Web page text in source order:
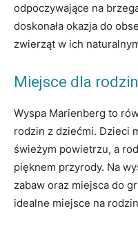
odpoczywające na
doskonała okazja do
zwierząt w ich
Miejsce dla rodzin
Wyspa Marienberg to
rodzin z dziećmi. Dzieci
świeżym powietrzu, a
pięknem przyrody. Na
zabaw oraz miejsca do
idealne miejsce na